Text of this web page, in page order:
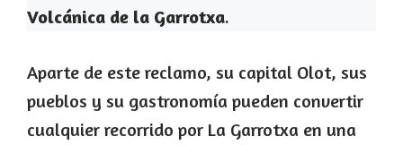
Volcánica de la Garrotxa.
Aparte de este reclamo, su capital Olot, sus
pueblos y su gastronomía pueden convertir
cualquier recorrido por La Garrotxa en una